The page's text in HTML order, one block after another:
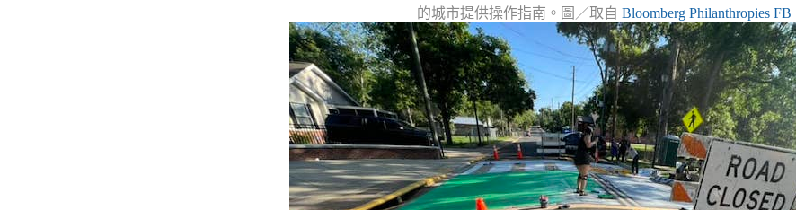
的城市提供操作指南。圖／取自 Bloomberg Philanthropies FB